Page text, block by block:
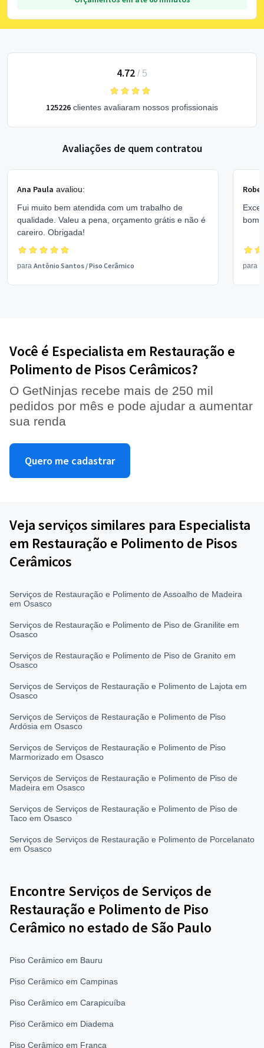
4.72 / 5
125226 clientes avaliaram nossos profissionais
Avaliações de quem contratou
Ana Paula avaliou:
Fui muito bem atendida com um trabalho de
qualidade. Valeu a pena, orçamento grátis e não é
careiro. Obrigada!
para Antônio Santos /Piso Cerâmico
bom
para
Você é Especialista em Restauração e
Polimento de Pisos Cerâmicos?
O GetNinjas recebe mais de 250 mil
pedidos por mês e pode ajudar a aumentar
sua renda
Quero me cadastrar
Veja serviços similares para Especialista
em Restauração e Polimento de Pisos
Cerâmicos
Serviços de Restauração e Polimento de Assoalho de Madeira
em Osasco
Serviços de Restauração e Polimento de Piso de Granilite em
Osasco
Serviços de Restauração e Polimento de Piso de Granito em
Osasco
Serviços de Serviços de Restauração e Polimento de Lajota em
Osasco
Serviços de Serviços de Restauração e Polimento de Piso
Ardósia em Osasco
Serviços de Serviços de Restauração e Polimento de Piso
Marmorizado em Osasco
Serviços de Serviços de Restauração e Polimento de Piso de
Madeira em Osasco
Serviços de Serviços de Restauração e Polimento de Piso de
Taco em Osasco
Serviços de Serviços de Restauração e Polimento de Porcelanato
em Osasco
Encontre Serviços de Serviços de
Restauração e Polimento de Piso
Cerâmico no estado de São Paulo
Piso Cerâmico em Bauru
Piso Cerâmico em Campinas
Piso Cerâmico em Carapicuíba
Piso Cerâmico em Diadema
Piso Cerâmico em Franca